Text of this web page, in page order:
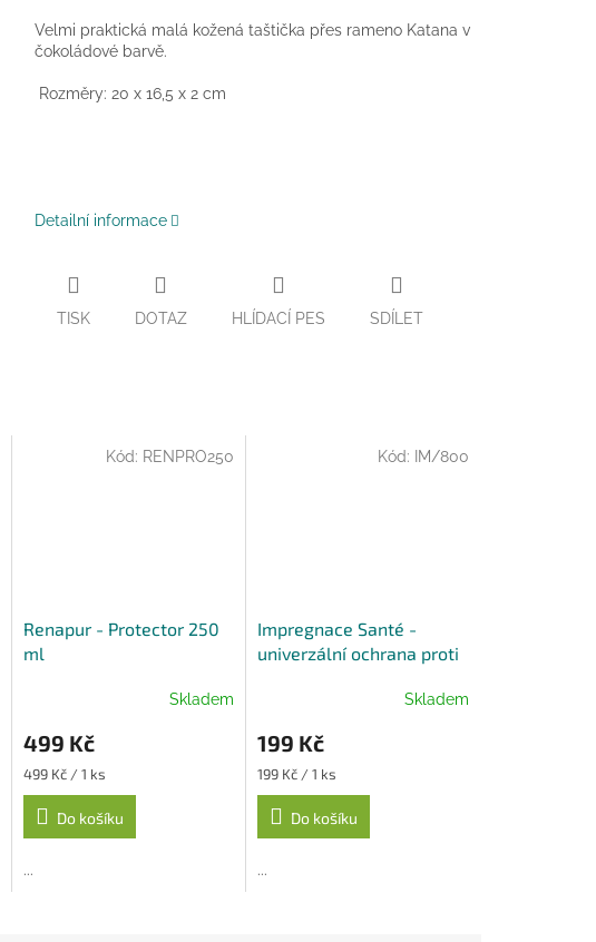
Velmi praktická malá kožená taštička přes rameno Katana v
čokoládové barvě.
Rozměry: 20 x 16,5 x 2 cm
Detailní informace
TISK DOTAZ HLÍDACÍ PES SDÍLET
Renapur - Protector 250
ml
Skladem
499 Kč
Měrná
cena:
499 Kč / 1 ks
Do košíku
...
Kód: RENPRO250
Impregnace Santé -
univerzální ochrana proti
Skladem
199 Kč
Měrná
cena:
199 Kč / 1 ks
Do košíku
...
Kód: IM/800